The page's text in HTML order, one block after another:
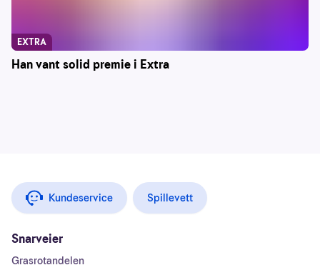
Han vant solid premie i Extra
EXTRA
Kundeservice Spillevett
Snarveier
Grasrotandelen